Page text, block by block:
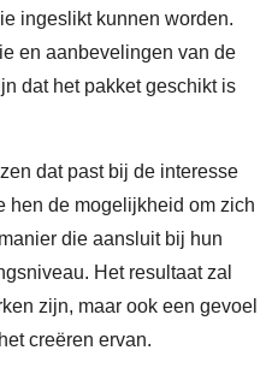
ingeslikt kunnen worden.
en aanbevelingen van de
dat het pakket geschikt is
dat past bij de interesse
hen de mogelijkheid om zich
die aansluit bij hun
Het resultaat zal
zijn, maar ook een gevoel
creëren ervan.